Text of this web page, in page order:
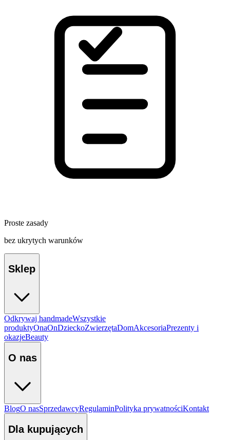
Proste zasady
bez ukrytych warunków
Sklep
Odkrywaj handmadeWszystkie
produktyOnaOnDzieckoZwierzętaDomAkcesoriaPrezenty i
okazjeBeauty
O nas
BlogO nasSprzedawcyRegulaminPolityka prywatnościKontakt
Dla kupujących